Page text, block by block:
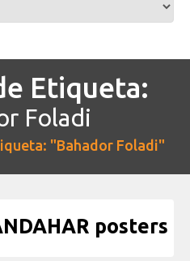
Etiqueta:
Foladi
"Bahador Foladi"
posters